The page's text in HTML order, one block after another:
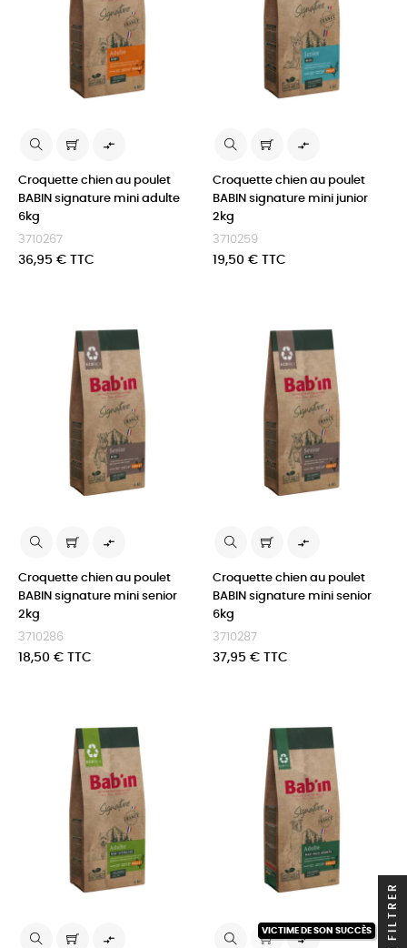

Croquette chien au poulet
BABIN signature mini adulte
6kg
3710267
Prix
36,95 € TTC

Croquette chien au poulet
BABIN signature mini junior
2kg
3710259
Prix
19,50 € TTC

Croquette chien au poulet
BABIN signature mini senior
2kg
3710286
Prix
18,50 € TTC

Croquette chien au poulet
BABIN signature mini senior
6kg
3710287
Prix
37,95 € TTC

VICTIME DE SON SUCCÈS
 FILTRER